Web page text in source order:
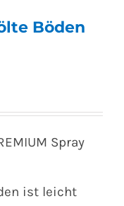
Böden
Spray
ist leicht